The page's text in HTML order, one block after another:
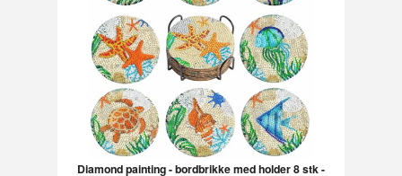
Diamond painting - bordbrikke med holder 8 stk -